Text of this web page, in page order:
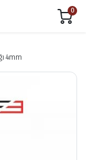
0
4mm